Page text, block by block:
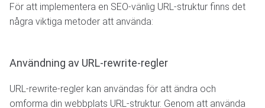
För att implementera en SEO-vänlig URL-struktur finns det
några viktiga metoder att använda:
Användning av URL-rewrite-regler
URL-rewrite-regler kan användas för att ändra och
omforma din webbplats URL-struktur. Genom att använda